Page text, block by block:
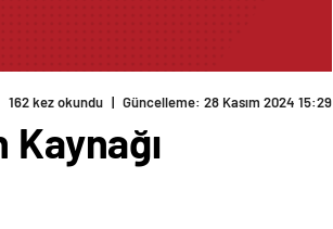
162 kez okundu | Güncelleme: 28 Kasım 2024 15:29